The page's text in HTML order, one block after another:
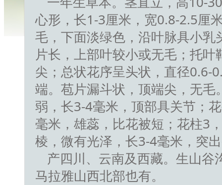
心形，长1-3厘米，宽0.8-2.5厘
毛，下面淡绿色，沿叶脉具小
片长，上部叶较小或无毛；托
尖；总状花序呈头状，直径0.6-
端。苞片漏斗状，顶端尖，无
弱，长3-4毫米，顶部具关节；
毫米，雄蕊，比花被短；花柱3
棱，微有光泽，长3-4毫米，突
产四川、云南及西藏。生山
马拉雅山西北部也有。